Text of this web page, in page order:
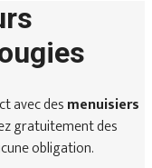
avec desmenuisiers
gratuitement des
obligation.